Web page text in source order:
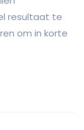
resultaat te
om in korte